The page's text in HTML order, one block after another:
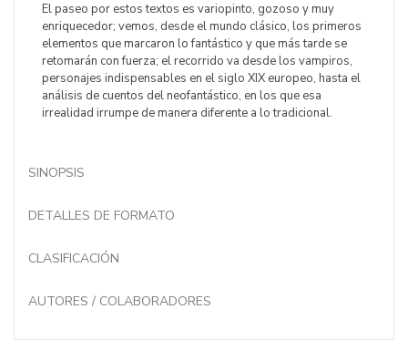
El paseo por estos textos es variopinto, gozoso y muy
enriquecedor; vemos, desde el mundo clásico, los primeros
elementos que marcaron lo fantástico y que más tarde se
retomarán con fuerza; el recorrido va desde los vampiros,
personajes indispensables en el siglo XIX europeo, hasta el
análisis de cuentos del neofantástico, en los que esa
irrealidad irrumpe de manera diferente a lo tradicional.
SINOPSIS
DETALLES DE FORMATO
CLASIFICACIÓN
AUTORES / COLABORADORES